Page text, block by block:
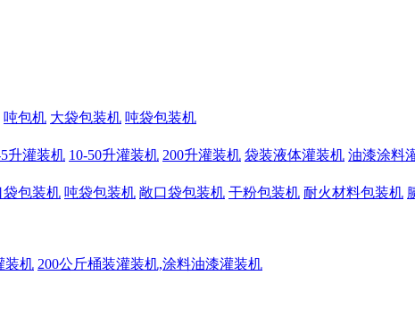
吨包机 大袋包装机 吨袋包装机
升灌装机 10-50升灌装机 200升灌装机 袋装液体灌装机 油漆涂料
袋包装机 吨袋包装机 敞口袋包装机 干粉包装机 耐火材料包装机
装机 200公斤桶装灌装机,涂料油漆灌装机